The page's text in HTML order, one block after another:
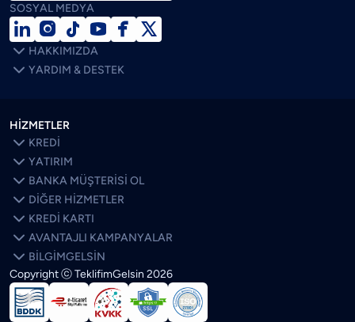
SOSYAL MEDYA
    

 HAKKIMIZDA
 YARDIM & DESTEK
HİZMETLER
 KREDİ
 YATIRIM
 BANKA MÜŞTERİSİ OL
 DİĞER HİZMETLER
 KREDİ KARTI
 AVANTAJLI KAMPANYALAR
 BİLGİMGELSİN
SON BLOGLARÖNE ÇIKANLAR
Kredi Kartı Limitim Neden Düştü? Bankalar Limiti Neye Göre
Copyright ⓒ TeklifimGelsin 2026